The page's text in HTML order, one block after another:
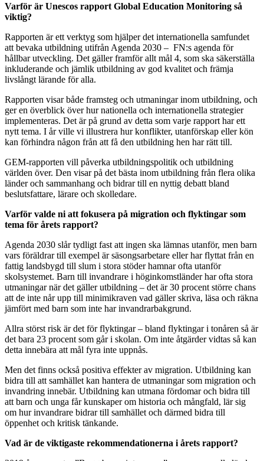
Varför är Unescos rapport Global Education Monitoring så
viktig?
Rapporten är ett verktyg som hjälper det internationella samfundet
att bevaka utbildning utifrån Agenda 2030 – FN:s agenda för
hållbar utveckling. Det gäller framför allt mål 4, som ska säkerställa
inkluderande och jämlik utbildning av god kvalitet och främja
livslångt lärande för alla.
Rapporten visar både framsteg och utmaningar inom utbildning, och
ger en överblick över hur nationella och internationella strategier
implementeras. Det är på grund av detta som varje rapport har ett
nytt tema. I år ville vi illustrera hur konflikter, utanförskap eller kön
kan förhindra någon från att få den utbildning hen har rätt till.
GEM-rapporten vill påverka utbildningspolitik och utbildning
världen över. Den visar på det bästa inom utbildning från flera olika
länder och sammanhang och bidrar till en nyttig debatt bland
beslutsfattare, lärare och skolledare.
Varför valde ni att fokusera på migration och flyktingar som
tema för årets rapport?
Agenda 2030 slår tydligt fast att ingen ska lämnas utanför, men barn
vars föräldrar till exempel är säsongsarbetare eller har flyttat från en
fattig landsbygd till slum i stora stöder hamnar ofta utanför
skolsystemet. Barn till invandrare i höginkomstländer har ofta stora
utmaningar när det gäller utbildning – det är 30 procent större chans
att de inte når upp till minimikraven vad gäller skriva, läsa och räkna
jämfört med barn som inte har invandrarbakgrund.
Allra störst risk är det för flyktingar – bland flyktingar i tonåren så är
det bara 23 procent som går i skolan. Om inte åtgärder vidtas så kan
detta innebära att mål fyra inte uppnås.
Men det finns också positiva effekter av migration. Utbildning kan
bidra till att samhället kan hantera de utmaningar som migration och
invandring innebär. Utbildning kan utmana fördomar och bidra till
att barn och unga får kunskaper om historia och mångfald, lär sig
om hur invandrare bidrar till samhället och därmed bidra till
öppenhet och kritisk tänkande.
Vad är de viktigaste rekommendationerna i årets rapport?